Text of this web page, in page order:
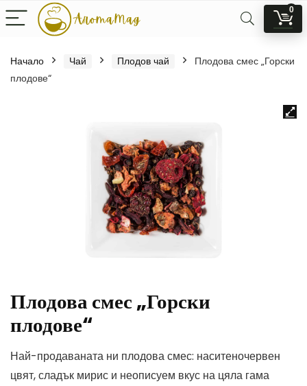
0
Начало Чай Плодов чай
Плодова смес „Горски
плодове“
Плодова смес „Горски
плодове“
Най-продаваната ни плодова смес: наситеночервен
цвят, сладък мирис и неописуем вкус на цяла гама